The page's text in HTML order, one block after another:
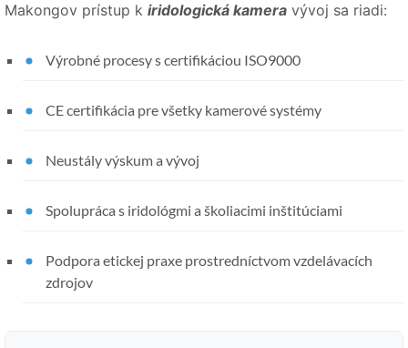
Makongov prístup k iridologická kamera vývoj sa riadi:
Výrobné procesy s certifikáciou ISO9000
CE certifikácia pre všetky kamerové systémy
Neustály výskum a vývoj
Spolupráca s iridológmi a školiacimi inštitúciami
Podpora etickej praxe prostredníctvom vzdelávacích
zdrojov